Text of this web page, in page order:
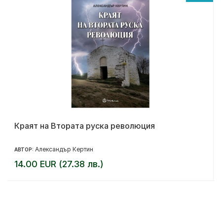
Краят на Втората руска революция
АВТОР: Александър Кертин
14.00 EUR (27.38 лв.)